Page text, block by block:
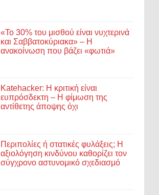
«Το 30% του μισθού είναι νυχτερινά
και Σαββατοκύριακα» – Η
ανακοίνωση που βάζει «φωτιά»
Katehacker: Η κριτική είναι
ευπρόσδεκτη – Η φίμωση της
αντίθετης άποψης όχι
Περιπολίες ή στατικές φυλάξεις; Η
αξιολόγηση κινδύνου καθορίζει τον
σύγχρονο αστυνομικό σχεδιασμό